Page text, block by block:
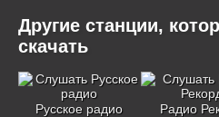
Другие станции,
скачать
Русское радио Радио